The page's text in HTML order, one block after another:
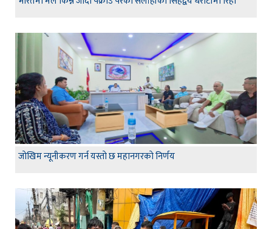
जाेखिम न्यूनीकरण गर्न यस्ताे छ महानगरकाे निर्णय